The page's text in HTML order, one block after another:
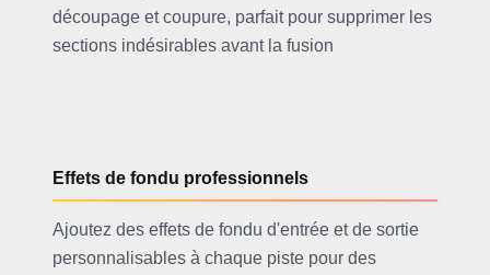
découpage et coupure, parfait pour supprimer les
sections indésirables avant la fusion
Effets de fondu professionnels
Ajoutez des effets de fondu d'entrée et de sortie
personnalisables à chaque piste pour des